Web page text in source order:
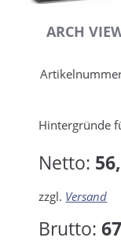
ARCH
Hintergründe
Netto:
zzgl. Versand
Brutto: